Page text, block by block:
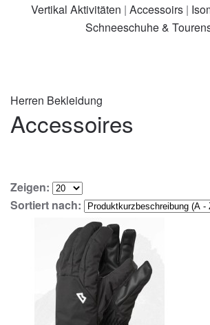
Vertikal Aktivitäten | Accessoirs |
Schneeschuhe &
Herren Bekleidung
Accessoires
Zeigen:
Sortiert nach: